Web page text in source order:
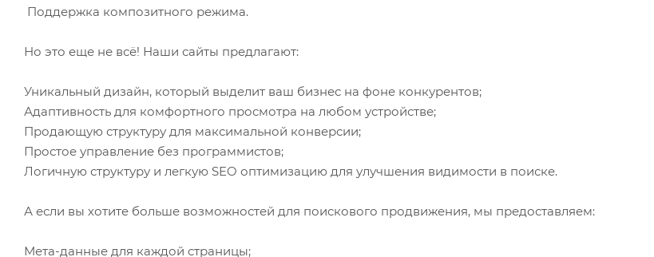
Поддержка композитного режима.
Но это еще не всё! Наши сайты предлагают:
Уникальный дизайн, который выделит ваш бизнес на фоне конкурентов;
Адаптивность для комфортного просмотра на любом устройстве;
Продающую структуру для максимальной конверсии;
Простое управление без программистов;
Логичную структуру и легкую SEO оптимизацию для улучшения видимости в поиске.
А если вы хотите больше возможностей для поискового продвижения, мы предоставляем:
Мета-данные для каждой страницы;